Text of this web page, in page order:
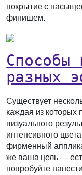
покрытие с
финишем.
Способы
разных
Существует
каждая из которых
визуального
интенсивного
фирменный
же ваша цель —
попробуйте